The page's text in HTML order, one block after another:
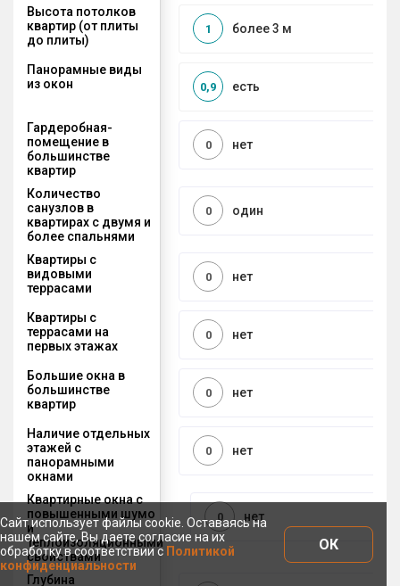
Высота потолков
квартир (от плиты
до плиты)
более 3 м
1
Панорамные виды
из окон
есть
0,9
Гардеробная-
помещение в
большинстве
квартир
нет
0
Количество
санузлов в
квартирах с двумя и
более спальнями
один
0
Квартиры с
видовыми
террасами
нет
0
Квартиры с
террасами на
первых этажах
нет
0
Большие окна в
большинстве
квартир
нет
0
Наличие отдельных
этажей с
панорамными
окнами
нет
0
Квартирные окна с
повышенными шумо
и
теплоизоляционными
свойствами
нет
0
Глубина
Сайт использует файлы cookie. Оставаясь на
нашем сайте, Вы даете согласие на их
обработку в соответствии с Политикой
конфиденциальности
ОК